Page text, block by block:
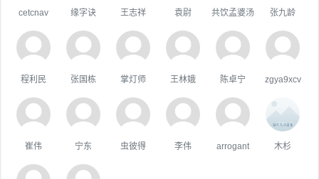
cetcnav 缘字诀 王志祥 袁尉 共饮孟婆汤 张九龄
程利民 张国栋 掌灯师 王林娥 陈卓宁 zgya9xcv
崔伟 宁东 虫彼得 李伟 arrogant 木杉